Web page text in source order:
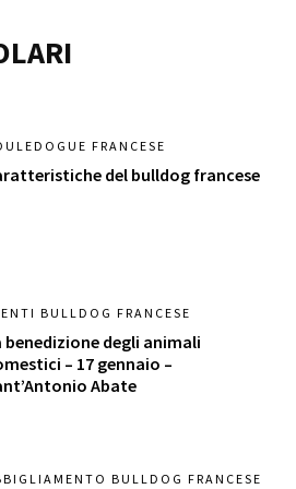
FRANCESE
del bulldog francese
BULLDOG FRANCESE
benedizione degli animali
– 17 gennaio –
Abate
BULLDOG FRANCESE